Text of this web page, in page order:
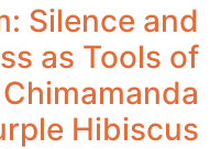
Silence and
as Tools of
Hibiscus